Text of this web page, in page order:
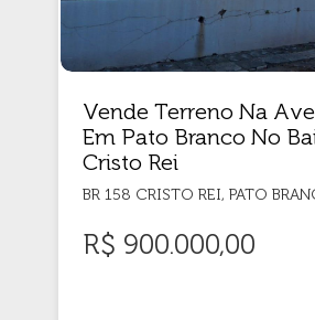
Vende Terreno Na
Em Pato Branco No
Cristo Rei
BR 158 CRISTO REI, PATO
R$ 900.000,00